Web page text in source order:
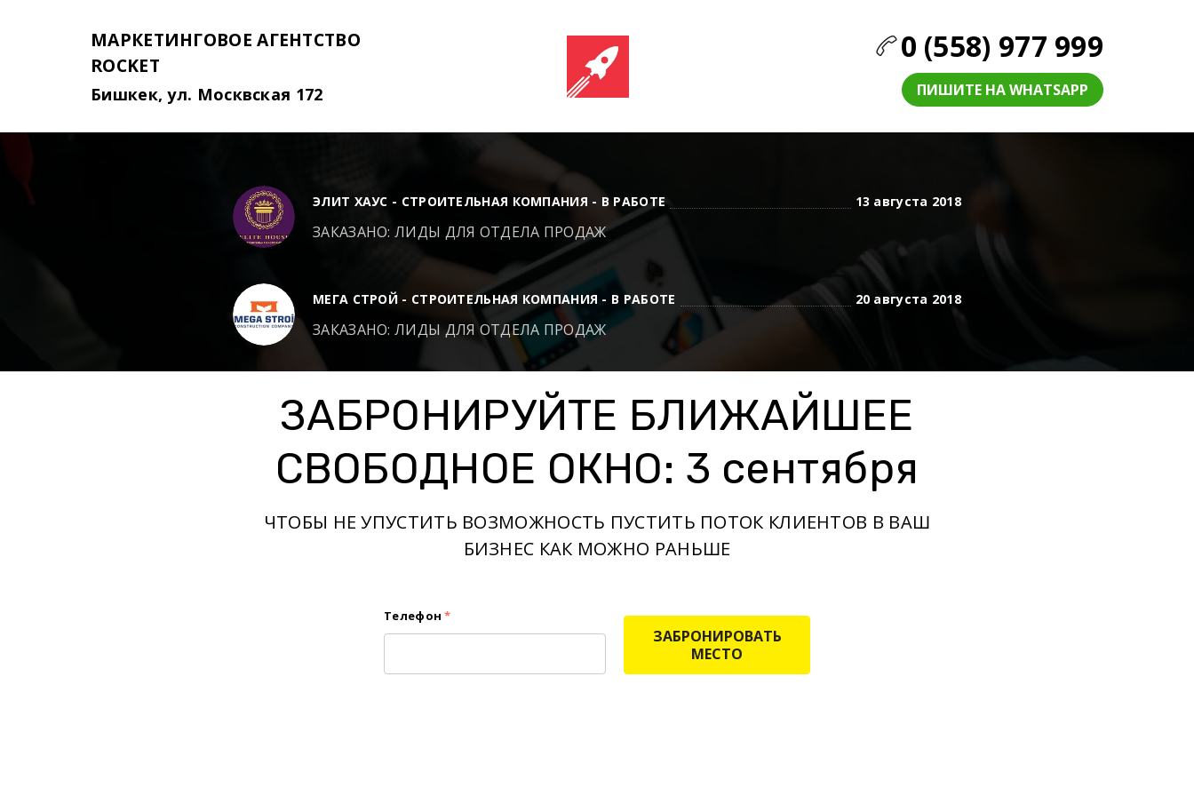
МАРКЕТИНГОВОЕ АГЕНТСТВО
ROCKET
Бишкек, ул. Москвская 172
0 (558) 977 999
ПИШИТЕ НА WHATSAPP
ЭЛИТ ХАУС - СТРОИТЕЛЬНАЯ КОМПАНИЯ - В РАБОТЕ 13 августа 2018
ЗАКАЗАНО: ЛИДЫ ДЛЯ ОТДЕЛА ПРОДАЖ
МЕГА СТРОЙ - СТРОИТЕЛЬНАЯ КОМПАНИЯ - В РАБОТЕ 20 августа 2018
ЗАКАЗАНО: ЛИДЫ ДЛЯ ОТДЕЛА ПРОДАЖ
ЗАБРОНИРУЙТЕ БЛИЖАЙШЕЕ
СВОБОДНОЕ ОКНО: 3 сентября
ЧТОБЫ НЕ УПУСТИТЬ ВОЗМОЖНОСТЬ ПУСТИТЬ ПОТОК КЛИЕНТОВ В ВАШ
БИЗНЕС КАК МОЖНО РАНЬШЕ
Телефон *
ЗАБРОНИРОВАТЬ
МЕСТО